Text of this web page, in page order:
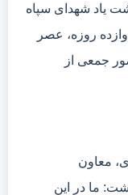
یاد شهدای سپاه
روزه، عصر
جمعی از
معاون
ما در این